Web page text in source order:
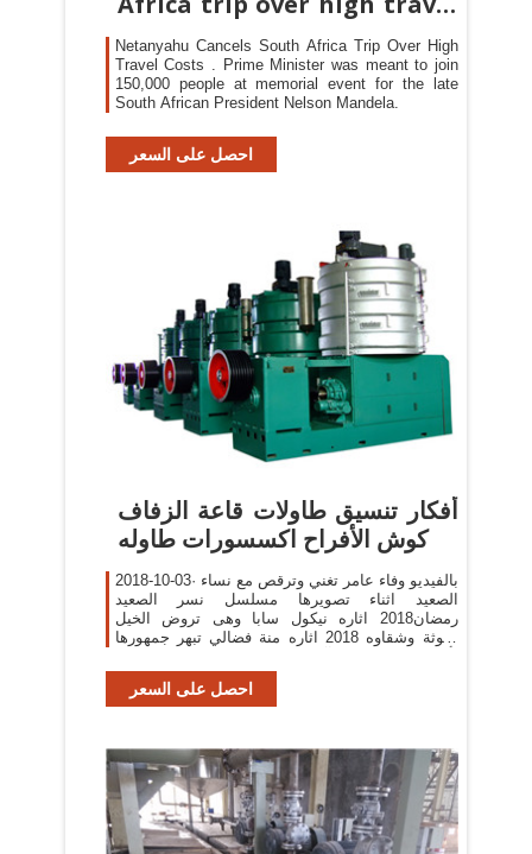
costs
Netanyahu Cancels South Africa Trip Over High
Travel Costs . Prime Minister was meant to join
150,000 people at memorial event for the late
South African President Nelson Mandela.
احصل على السعر
أفكار تنسيق طاولات قاعة الزفاف
كوش الأفراح اكسسورات طاوله
2018-10-03· بالفيديو وفاء عامر تغني وترقص مع نساء
الصعيد اثناء تصويرها مسلسل نسر الصعيد
رمضان2018 اثاره نيكول سابا وهى تروض الخيل
بأنوثة وشقاوه 2018 اثاره منة فضالي تبهر جمهورها
تحتفل
احصل على السعر